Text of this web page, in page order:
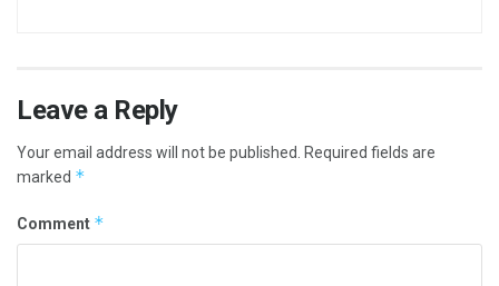
Leave a Reply
Your email address will not be published. Required fields are
marked *
Comment *